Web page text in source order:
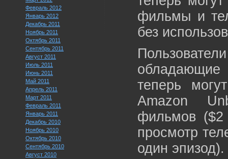
Февраль 2012
Январь 2012
Декабрь 2011
Ноябрь 2011
Октябрь 2011
Сентябрь 2011
Август 2011
Июль 2011
Июнь 2011
Май 2011
Апрель 2011
Март 2011
Февраль 2011
Январь 2011
Декабрь 2010
Ноябрь 2010
Октябрь 2010
Сентябрь 2010
Август 2010
фильмы и
без
теперь
Amazon
фильмов
просмотр
один эпизод).